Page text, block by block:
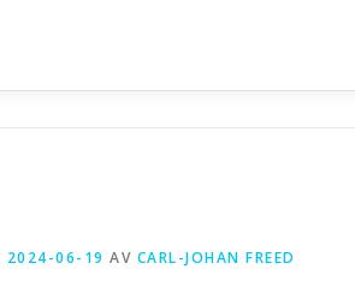
2024-06-19 AV CARL-JOHAN FREED